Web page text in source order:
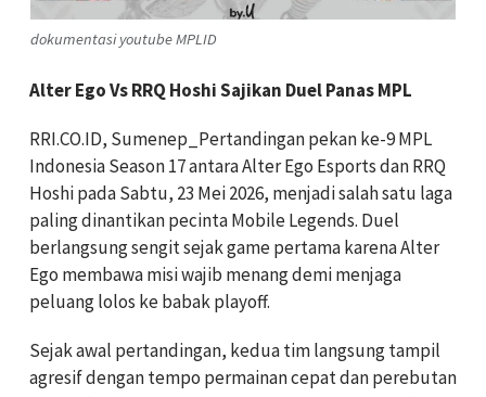
dokumentasi youtube MPLID
Alter Ego Vs RRQ Hoshi Sajikan Duel Panas MPL
RRI.CO.ID, Sumenep_Pertandingan pekan ke-9 MPL
Indonesia Season 17 antara Alter Ego Esports dan RRQ
Hoshi pada Sabtu, 23 Mei 2026, menjadi salah satu laga
paling dinantikan pecinta Mobile Legends. Duel
berlangsung sengit sejak game pertama karena Alter
Ego membawa misi wajib menang demi menjaga
peluang lolos ke babak playoff.
Sejak awal pertandingan, kedua tim langsung tampil
agresif dengan tempo permainan cepat dan perebutan